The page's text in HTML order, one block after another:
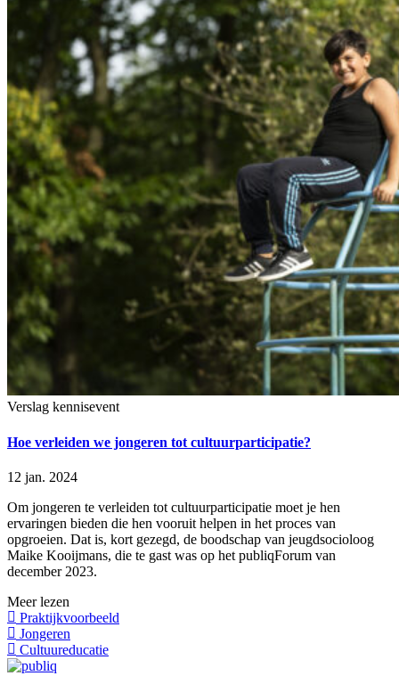
Verslag kennisevent
Hoe verleiden we jongeren tot cultuurparticipatie?
12 jan. 2024
Om jongeren te verleiden tot cultuurparticipatie moet je hen
ervaringen bieden die hen vooruit helpen in het proces van
opgroeien. Dat is, kort gezegd, de boodschap van jeugdsocioloog
Maike Kooijmans, die te gast was op het publiqForum van
december 2023.
Meer lezen
Praktijkvoorbeeld
Jongeren
Cultuureducatie